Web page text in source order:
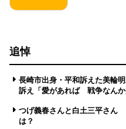
追悼
長崎市出身・平和訴えた美輪
訴え「愛があれば 戦争なんか
つげ義春さんと白土三平さん
は？